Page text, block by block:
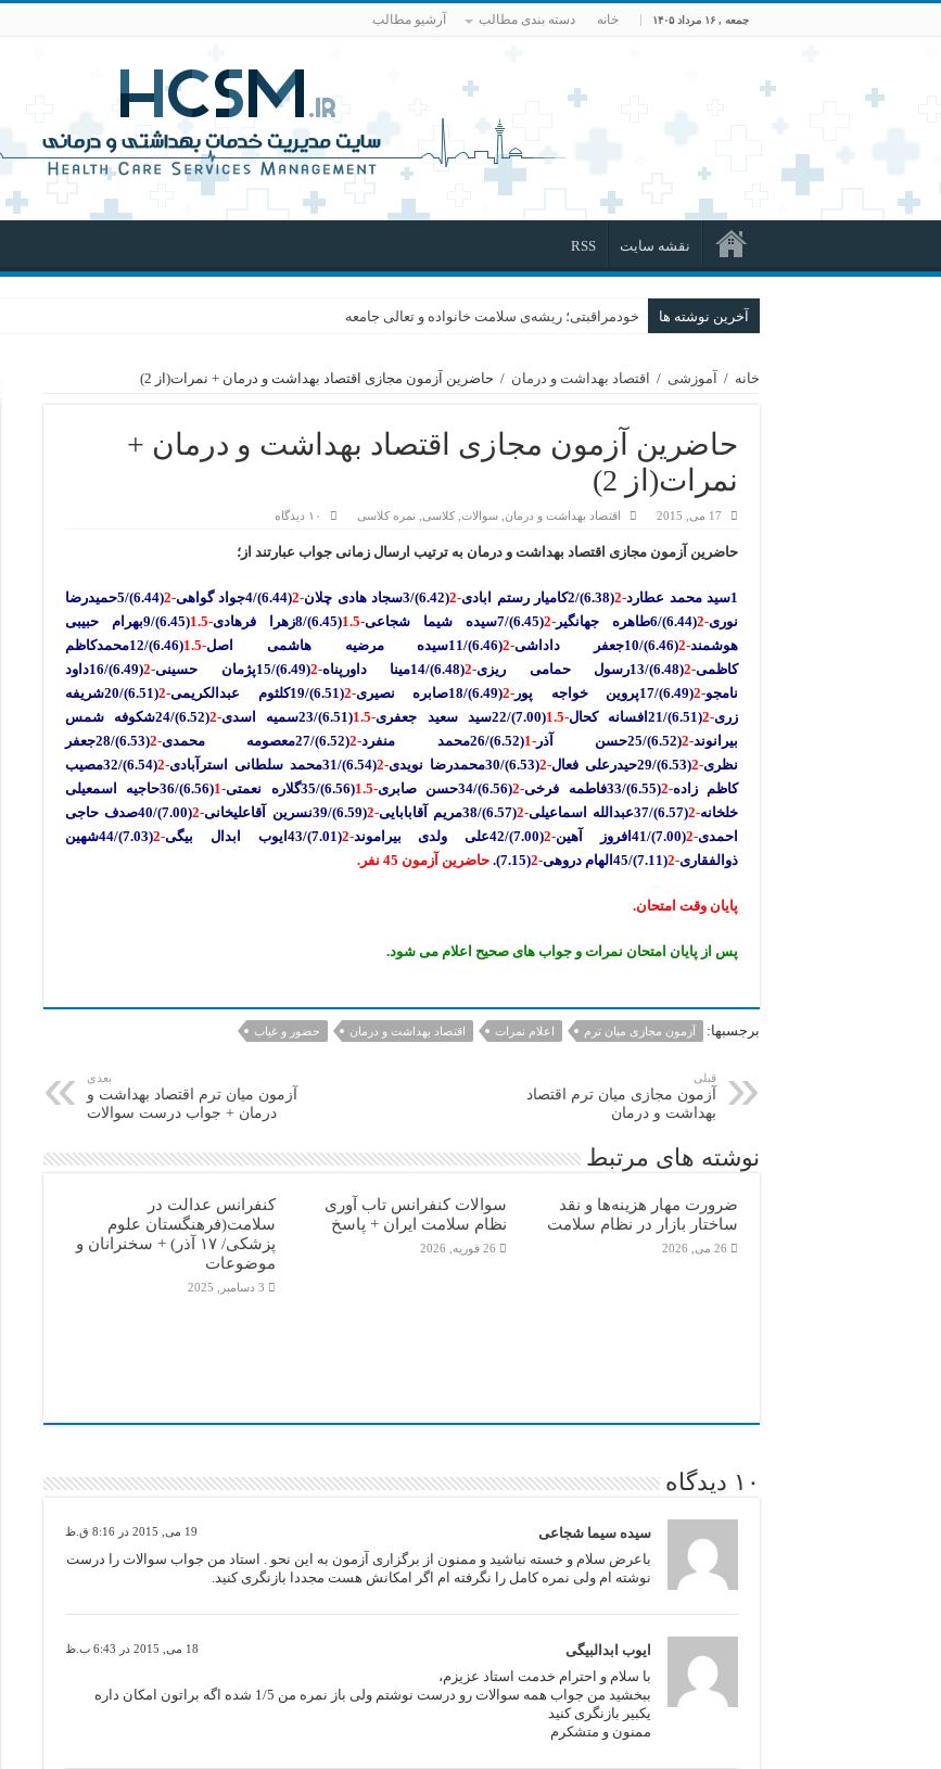
جمعه , ۱۶ مرداد ۱۴۰۵ خانه دسته بندی مطالب آرشیو مطالب
نقشه سایت RSS
آخرین نوشته ها خودمراقبتی؛ ریشه‌ی سلامت خانواده و تعالی جامعه
خانه / آموزشی / اقتصاد بهداشت و درمان / حاضرین آزمون مجازی اقتصاد بهداشت و درمان + نمرات(از 2)
حاضرین آزمون مجازی اقتصاد بهداشت و درمان +
نمرات(از 2)
17 می, 2015 اقتصاد بهداشت و درمان سوالات کلاسی نمره کلاسی ۱۰ دیدگاه
حاضرین آزمون مجازی اقتصاد بهداشت و درمان به ترتیب ارسال زمانی جواب عبارتند از؛
1سید محمد عطارد -2 (6.38)/2کامیار رستم ابادی -2 (6.42)/3سجاد هادی چلان -2 (6.44)/4جواد گواهی -2
(6.44)/5حمیدرضا
نوری-2 (6.44)/6طاهره جهانگیر -2 (6.45)/7سیده شیما شجاعی -1.5 (6.45)/8زهرا فرهادی -1.5
(6.45)/9بهرام حبیبی
هوشمند-2 (6.46)/10جعفر داداشی -2 (6.46)/11سیده مرضیه هاشمی اصل -1.5
(6.46)/12محمدکاظم
کاظمی-2 (6.48)/13رسول حمامی ریزی -2 (6.48)/14مینا داورپناه -2 (6.49)/15پژمان حسینی -2
(6.49)/16داود
نامجو-2 (6.49)/17پروین خواجه پور -2 (6.49)/18صابره نصیری -2 (6.51)/19کلثوم عبدالکریمی -2
(6.51)/20شریفه
زری-2 (6.51)/21افسانه کحال -1.5 (7.00)/22سید سعید جعفری -1.5 (6.51)/23سمیه اسدی -2
(6.52)/24شکوفه شمس
بیرانوند-2 (6.52)/25حسن آذر -1 (6.52)/26محمد منفرد -2 (6.52)/27معصومه محمدی -2
(6.53)/28جعفر
نظری-2 (6.53)/29حیدرعلی فعال -2 (6.53)/30محمدرضا نویدی -2 (6.54)/31محمد سلطانی استرآبادی -2
(6.54)/32مصیب
کاظم زاده-2 (6.55)/33فاطمه فرخی -2 (6.56)/34حسن صابری -1.5 (6.56)/35گلاره نعمتی -1
(6.56)/36حاجیه اسمعیلی
خلخانه-2 (6.57)/37عبدالله اسماعیلی -2 (6.57)/38مریم آقابابایی -2 (6.59)/39نسرین آقاعلیخانی -2
(
7.00)/40صدف حاجی
احمدی-2
(7.00)/41 افروز آهین-2 (7.00)/42علی ولدی بیراموند -2 (7.01)/43ایوب ابدال بیگی -2
(7.03)/44شهین
ذوالفقاری-2 (7.11)/45الهام دروهی -2
(7.15). حاضرین آزمون 45 نفر.
پایان وقت امتحان.
پس از پایان امتحان نمرات و جواب های صحیح اعلام می شود.
برجسبها: آزمون مجازی میان ترم اعلام نمرات اقتصاد بهداشت و درمان حضور و غیاب
قبلی
آزمون مجازی میان ترم اقتصاد
بهداشت و درمان
بعدی
آزمون میان ترم اقتصاد بهداشت و
درمان + جواب درست سوالات
نوشته های مرتبط
ضرورت مهار هزینه‌ها و نقد
ساختار بازار در نظام سلامت
26 می, 2026
سوالات کنفرانس تاب آوری
نظام سلامت ایران + پاسخ
26 فوریه, 2026
کنفرانس عدالت در
سلامت(فرهنگستان علوم
پزشکی/ ۱۷ آذر) + سخنرانان و
موضوعات
3 دسامبر, 2025
۱۰ دیدگاه
سیده سیما شجاعی 19 می, 2015 در 8:16 ق.ظ
باعرض سلام و خسته نباشید و ممنون از برگزاری آزمون به این نحو . استاد من جواب سوالات را درست
نوشته ام ولی نمره کامل را نگرفته ام اگر امکانش هست مجددا بازنگری کنید.
ایوب ابدالبیگی 18 می, 2015 در 6:43 ب.ظ
با سلام و احترام خدمت استاد عزیزم،
ببخشید من جواب همه سوالات رو درست نوشتم ولی باز نمره من 1/5 شده اگه براتون امکان داره
یکبیر بازنگری کنید
ممنون و متشکرم